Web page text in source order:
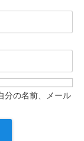
分の名前、メール